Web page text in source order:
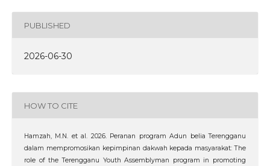
PUBLISHED
2026-06-30
HOW TO CITE
Hamzah, M.N. et al. 2026. Peranan program Adun belia Terengganu
dalam mempromosikan kepimpinan dakwah kepada masyarakat: The
role of the Terengganu Youth Assemblyman program in promoting